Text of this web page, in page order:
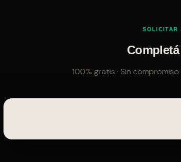
SOLICITAR
100% gratis · Sin